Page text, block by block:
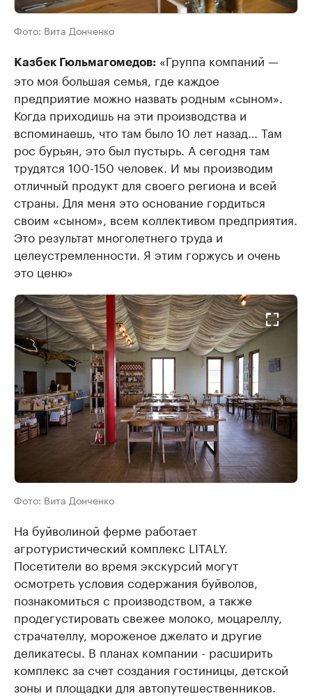
Фото: Вита Донченко
Казбек Гюльмагомедов: «Группа компаний —
это моя большая семья, где каждое
предприятие можно назвать родным «сыном».
Когда приходишь на эти производства и
вспоминаешь, что там было 10 лет назад… Там
рос бурьян, это был пустырь. А сегодня там
трудятся 100-150 человек. И мы производим
отличный продукт для своего региона и всей
страны. Для меня это основание гордиться
своим «сыном», всем коллективом предприятия.
Это результат многолетнего труда и
целеустремленности. Я этим горжусь и очень
это ценю»
Фото: Вита Донченко
На буйволиной ферме работает
агротуристический комплекс LITALY.
Посетители во время экскурсий могут
осмотреть условия содержания буйволов,
познакомиться с производством, а также
продегустировать свежее молоко, моцареллу,
страчателлу, мороженое джелато и другие
деликатесы. В планах компании - расширить
комплекс за счет создания гостиницы, детской
зоны и площадки для автопутешественников.